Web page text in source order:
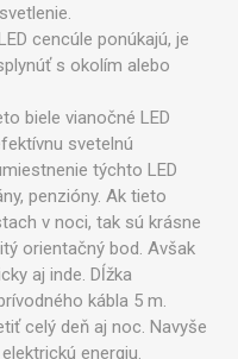
cencúle ponúkajú, je
s okolím alebo
biele vianočné LED
svetelnú
týchto LED
penzióny. Ak tieto
v noci, tak sú krásne
orientačný bod. Avšak
aj inde. Dĺžka
kábla 5 m.
celý deň aj noc. Navyše
energiu.